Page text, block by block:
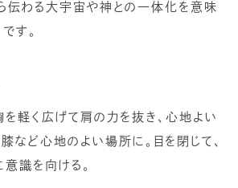
伝わる大宇宙や神との一体化を意味
す。
を軽く広げて肩の力を抜き、心地よい
など心地のよい場所に。目を閉じて、
識を向ける。